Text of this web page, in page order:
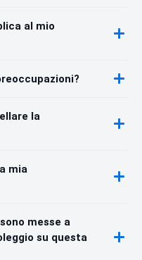
al mio
la
mia
messe a
su questa